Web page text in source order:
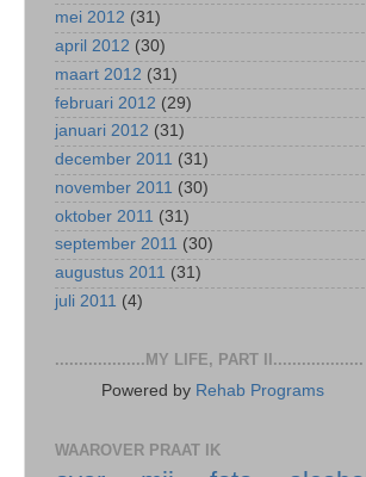
mei 2012 (31)
april 2012 (30)
maart 2012 (31)
februari 2012 (29)
januari 2012 (31)
december 2011 (31)
november 2011 (30)
oktober 2011 (31)
september 2011 (30)
augustus 2011 (31)
juli 2011 (4)
...................MY LIFE, PART II...................
Powered by Rehab Programs
WAAROVER PRAAT IK